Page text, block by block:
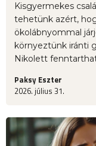
Kisgyermekes
tehetünk azért,
ökolábnyommal
környeztünk iránti
Nikolett
Paksy Eszter
2026. július 31.